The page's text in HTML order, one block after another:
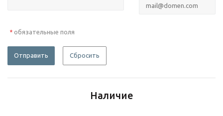
* обязательные поля
Отправить Сбросить
Наличие